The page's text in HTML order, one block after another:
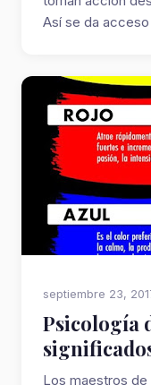
Así se da
septiembre 23,
Psicología
Los maestros